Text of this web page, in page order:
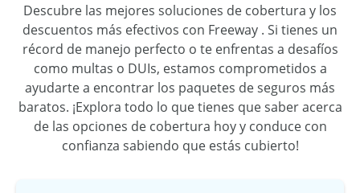
Descubre las mejores soluciones de cobertura y los
descuentos más efectivos con Freeway . Si tienes un
récord de manejo perfecto o te enfrentas a desafíos
como multas o DUIs, estamos comprometidos a
ayudarte a encontrar los paquetes de seguros más
baratos. ¡Explora todo lo que tienes que saber acerca
de las opciones de cobertura hoy y conduce con
confianza sabiendo que estás cubierto!